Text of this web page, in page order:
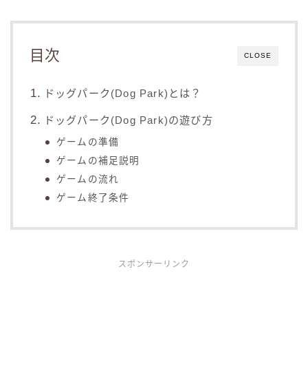
CLOSE
目次
ドッグパーク(Dog Park)とは？
ドッグパーク(Dog Park)の遊び方
ゲームの準備
ゲームの補足説明
ゲームの流れ
ゲーム終了条件
スポンサーリンク